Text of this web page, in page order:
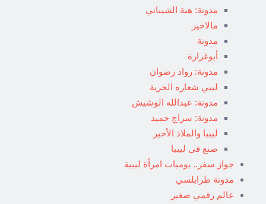
مدونة: هبة الشيباني
مالاخير
مدونة
أبوغرارة
مدونة: رواد رضوان
ليبي شعاره الحرية
مدونة: عبدالله الوشيش
مدونة: سراج حميد
ليبيا والملاذ الأخير
صنع في ليبيا
جواز سفر.. يوميات امرأة ليبية
مدونة طرابلسي
عالم رقمي صغير